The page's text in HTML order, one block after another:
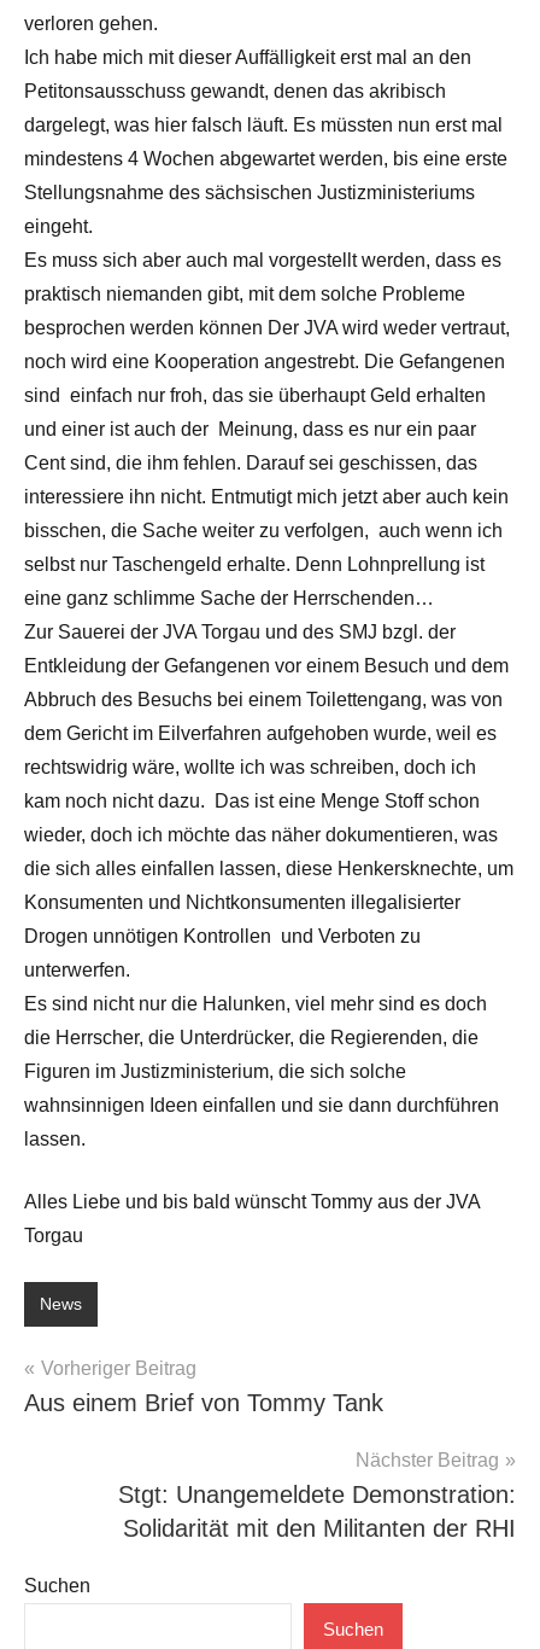
verloren gehen.
Ich habe mich mit dieser Auffälligkeit erst mal an den
Petitonsausschuss gewandt, denen das akribisch
dargelegt, was hier falsch läuft. Es müssten nun erst mal
mindestens 4 Wochen abgewartet werden, bis eine erste
Stellungsnahme des sächsischen Justizministeriums
eingeht.
Es muss sich aber auch mal vorgestellt werden, dass es
praktisch niemanden gibt, mit dem solche Probleme
besprochen werden können Der JVA wird weder vertraut,
noch wird eine Kooperation angestrebt. Die Gefangenen
sind einfach nur froh, das sie überhaupt Geld erhalten
und einer ist auch der Meinung, dass es nur ein paar
Cent sind, die ihm fehlen. Darauf sei geschissen, das
interessiere ihn nicht. Entmutigt mich jetzt aber auch kein
bisschen, die Sache weiter zu verfolgen, auch wenn ich
selbst nur Taschengeld erhalte. Denn Lohnprellung ist
eine ganz schlimme Sache der Herrschenden…
Zur Sauerei der JVA Torgau und des SMJ bzgl. der
Entkleidung der Gefangenen vor einem Besuch und dem
Abbruch des Besuchs bei einem Toilettengang, was von
dem Gericht im Eilverfahren aufgehoben wurde, weil es
rechtswidrig wäre, wollte ich was schreiben, doch ich
kam noch nicht dazu. Das ist eine Menge Stoff schon
wieder, doch ich möchte das näher dokumentieren, was
die sich alles einfallen lassen, diese Henkersknechte, um
Konsumenten und Nichtkonsumenten illegalisierter
Drogen unnötigen Kontrollen und Verboten zu
unterwerfen.
Es sind nicht nur die Halunken, viel mehr sind es doch
die Herrscher, die Unterdrücker, die Regierenden, die
Figuren im Justizministerium, die sich solche
wahnsinnigen Ideen einfallen und sie dann durchführen
lassen.
Alles Liebe und bis bald wünscht Tommy aus der JVA
Torgau
News
Beitragsnavigation
Vorheriger Beitrag
Aus einem Brief von Tommy Tank
Nächster Beitrag
Stgt: Unangemeldete Demonstration:
Solidarität mit den Militanten der RHI
Suchen
Suchen